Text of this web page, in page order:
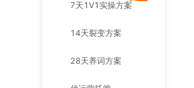
7天1V1实操方案
14天裂变方案
28天养词方案